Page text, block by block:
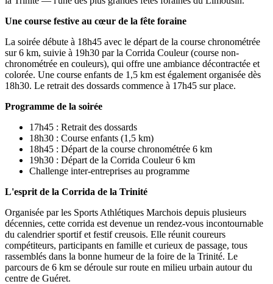
Une course festive au cœur de la fête foraine
La soirée débute à 18h45 avec le départ de la course chronométrée
sur 6 km, suivie à 19h30 par la Corrida Couleur (course non-
chronométrée en couleurs), qui offre une ambiance décontractée et
colorée. Une course enfants de 1,5 km est également organisée dès
18h30. Le retrait des dossards commence à 17h45 sur place.
Programme de la soirée
17h45 : Retrait des dossards
18h30 : Course enfants (1,5 km)
18h45 : Départ de la course chronométrée 6 km
19h30 : Départ de la Corrida Couleur 6 km
Challenge inter-entreprises au programme
L'esprit de la Corrida de la Trinité
Organisée par les Sports Athlétiques Marchois depuis plusieurs
décennies, cette corrida est devenue un rendez-vous incontournable
du calendrier sportif et festif creusois. Elle réunit coureurs
compétiteurs, participants en famille et curieux de passage, tous
rassemblés dans la bonne humeur de la foire de la Trinité. Le
parcours de 6 km se déroule sur route en milieu urbain autour du
centre de Guéret.